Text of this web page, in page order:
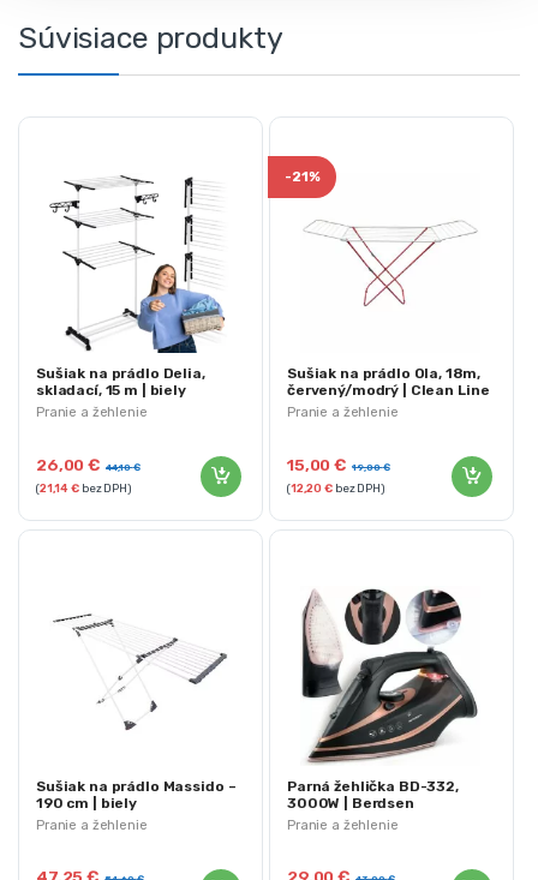
Súvisiace produkty
Pranie a žehlenie
Sušiak na prádlo Delia,
skladací, 15 m | biely
26,00€ 44,10€
(21,14€bez DPH)
Pranie a žehlenie
-21%
Sušiak na prádlo Ola, 18m,
červený/modrý | Clean Line
15,00€ 19,00€
(12,20€bez DPH)
Pranie a žehlenie
Sušiak na prádlo Massido –
190 cm | biely
Pranie a žehlenie
Parná žehlička BD-332,
3000W | Berdsen